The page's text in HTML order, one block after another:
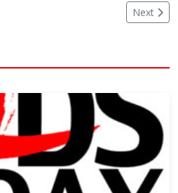
Next